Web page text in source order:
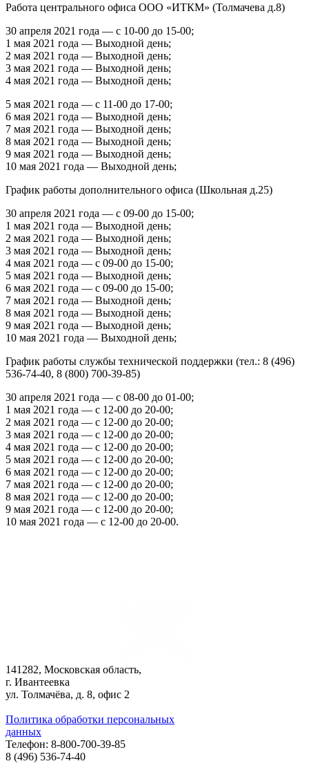
Работа центрального офиса ООО «ИТКМ» (Толмачева д.8)
30 апреля 2021 года — с 10-00 до 15-00;
1 мая 2021 года — Выходной день;
2 мая 2021 года — Выходной день;
3 мая 2021 года — Выходной день;
4 мая 2021 года — Выходной день;
5 мая 2021 года — с 11-00 до 17-00;
6 мая 2021 года — Выходной день;
7 мая 2021 года — Выходной день;
8 мая 2021 года — Выходной день;
9 мая 2021 года — Выходной день;
10 мая 2021 года — Выходной день;
График работы дополнительного офиса (Школьная д.25)
30 апреля 2021 года — с 09-00 до 15-00;
1 мая 2021 года — Выходной день;
2 мая 2021 года — Выходной день;
3 мая 2021 года — Выходной день;
4 мая 2021 года — с 09-00 до 15-00;
5 мая 2021 года — Выходной день;
6 мая 2021 года — с 09-00 до 15-00;
7 мая 2021 года — Выходной день;
8 мая 2021 года — Выходной день;
9 мая 2021 года — Выходной день;
10 мая 2021 года — Выходной день;
График работы службы технической поддержки (тел.: 8 (496)
536-74-40, 8 (800) 700-39-85)
30 апреля 2021 года — с 08-00 до 01-00;
1 мая 2021 года — с 12-00 до 20-00;
2 мая 2021 года — с 12-00 до 20-00;
3 мая 2021 года — с 12-00 до 20-00;
4 мая 2021 года — с 12-00 до 20-00;
5 мая 2021 года — с 12-00 до 20-00;
6 мая 2021 года — с 12-00 до 20-00;
7 мая 2021 года — с 12-00 до 20-00;
8 мая 2021 года — с 12-00 до 20-00;
9 мая 2021 года — с 12-00 до 20-00;
10 мая 2021 года — с 12-00 до 20-00.
141282, Московская область,
г. Ивантеевка
ул. Толмачёва, д. 8, офис 2
Политика обработки персональных
данных
Телефон: 8-800-700-39-85
8 (496) 536-74-40